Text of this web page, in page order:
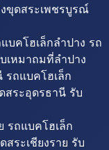
ขุดสระเพชรบูรณ์
บคโฮเล็กลำปาง รถ
เหมาถมที่ลำปาง
รถแบคโฮเล็ก
สระอุดรธานี รับ
รถแบคโฮเล็ก
สระเชียงราย รับ